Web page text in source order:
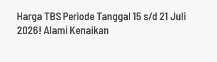
Harga TBS Periode Tanggal 15 s/d 21 Juli
2026! Alami Kenaikan